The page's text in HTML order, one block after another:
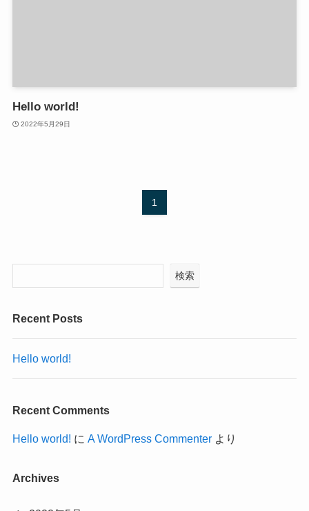
Hello world!
2022年5月29日
1
検索
Recent Posts
Hello world!
Recent Comments
Hello world! に A WordPress Commenterより
Archives